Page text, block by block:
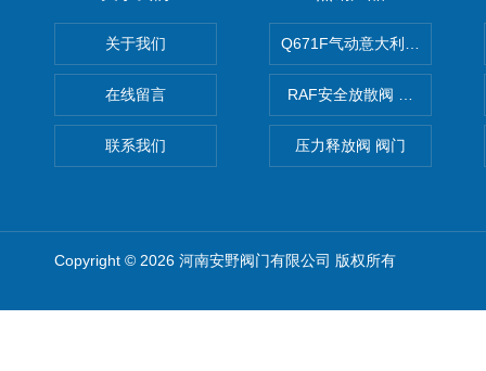
关于我们
在线留言
联系我们
Q671F气动意大利式薄型球阀
RAF安全放散阀 阀生产
压力释放阀 阀门
Copyright © 2026 河南安野阀门有限公司 版权所有